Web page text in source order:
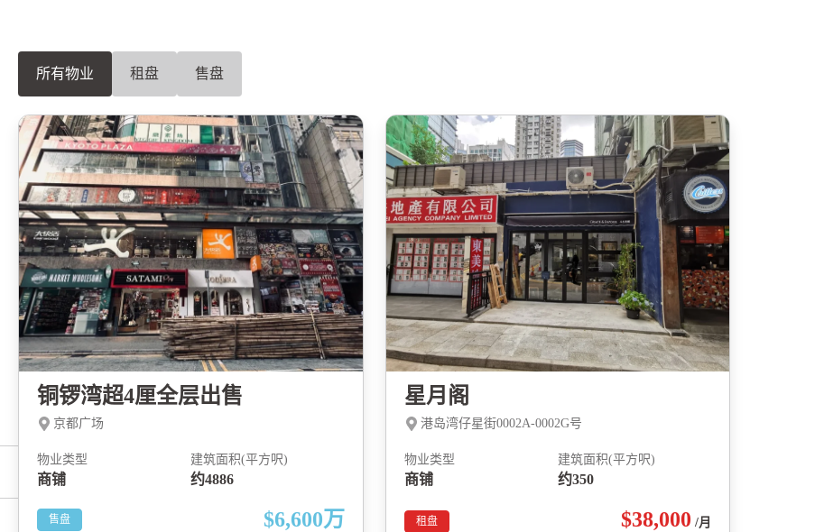
所有物业 租盘 售盘
铜锣湾超4厘全层出售
京都广场
物业类型
商铺
建筑面积(平方呎)
约4886
售盘 $6,600万
星月阁
港岛湾仔星街0002A-0002G号
物业类型
商铺
建筑面积(平方呎)
约350
租盘 $38,000 /月